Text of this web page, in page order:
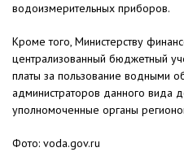
водоизмерительных приборов.
Кроме того, Министерству
централизованный бюджетный
платы за пользование водными
администраторов данного вида
уполномоченные органы
Фото: voda.gov.ru